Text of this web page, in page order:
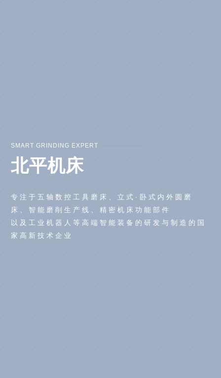
SMART GRINDING EXPERT
北平机床
专注于五轴数控工具磨床、立式·卧式内外圆磨
床、智能磨削生产线、精密机床功能部件
以及工业机器人等高端智能装备的研发与制造的国
家高新技术企业